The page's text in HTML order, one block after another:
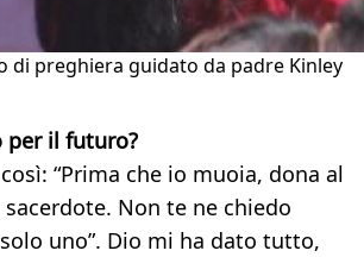
di preghiera guidato da padre Kinley
per il futuro?
“Prima che io muoia, dona al
Non te ne chiedo
uno”. Dio mi ha dato tutto,